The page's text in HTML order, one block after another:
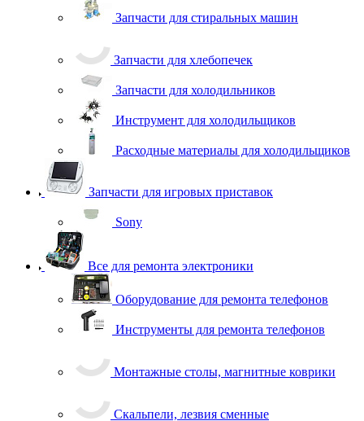
Запчасти для стиральных машин
Скальпели, лезвия сменные
Системы хранения